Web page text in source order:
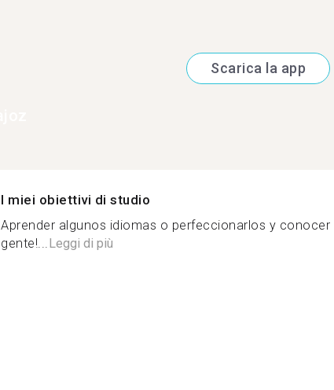
Scarica la app
I miei obiettivi di studio
Aprender algunos idiomas o perfeccionarlos y conocer
gente!... Leggi di più